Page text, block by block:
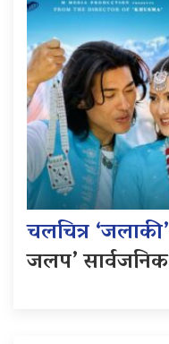
चलचित्र ‘जलाकी’
जलप’ सार्वजनिक